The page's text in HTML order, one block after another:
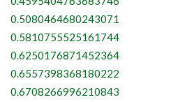
0.5080464680243071
0.5810755525161744
0.6250176871452364
0.6557398368180222
0.6708266996210843